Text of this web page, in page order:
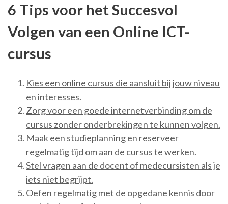
6 Tips voor het Succesvol
Volgen van een Online ICT-
cursus
Kies een online cursus die aansluit bij jouw niveau
en interesses.
Zorg voor een goede internetverbinding om de
cursus zonder onderbrekingen te kunnen volgen.
Maak een studieplanning en reserveer
regelmatig tijd om aan de cursus te werken.
Stel vragen aan de docent of medecursisten als je
iets niet begrijpt.
Oefen regelmatig met de opgedane kennis door